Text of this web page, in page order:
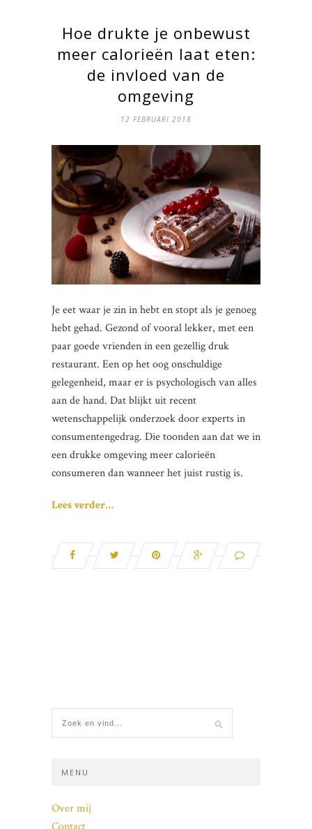
Hoe drukte je onbewust
meer calorieën laat eten:
de invloed van de
omgeving
12 FEBRUARI 2018
Je eet waar je zin in hebt en stopt als je genoeg
hebt gehad. Gezond of vooral lekker, met een
paar goede vrienden in een gezellig druk
restaurant. Een op het oog onschuldige
gelegenheid, maar er is psychologisch van alles
aan de hand. Dat blijkt uit recent
wetenschappelijk onderzoek door experts in
consumentengedrag. Die toonden aan dat we in
een drukke omgeving meer calorieën
consumeren dan wanneer het juist rustig is.
Lees verder…
MENU
Over mij